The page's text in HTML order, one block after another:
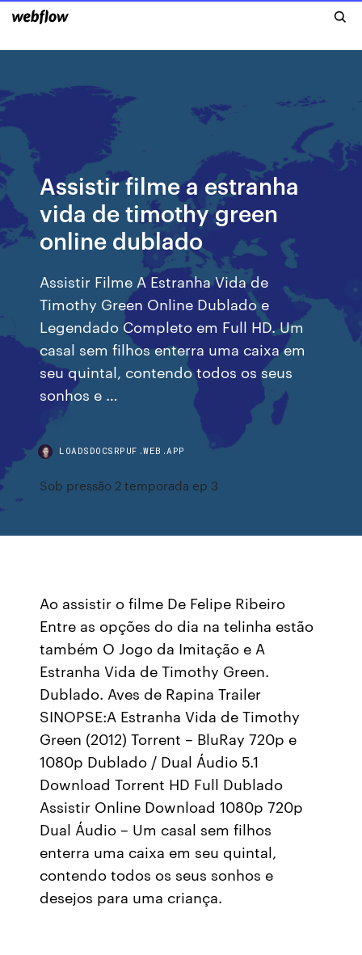
Assistir filme a estranha
vida de timothy green
online dublado
Assistir Filme A Estranha Vida de
Timothy Green Online Dublado e
Legendado Completo em Full HD. Um
casal sem filhos enterra uma caixa em
seu quintal, contendo todos os seus
sonhos e …
LOADSDOCSRPUF.WEB.APP
Sob pressão 2 temporada ep 3
Ao assistir o filme De Felipe Ribeiro
Entre as opções do dia na telinha estão
também O Jogo da Imitação e A
Estranha Vida de Timothy Green.
Dublado. Aves de Rapina Trailer
SINOPSE:A Estranha Vida de Timothy
Green (2012) Torrent – BluRay 720p e
1080p Dublado / Dual Áudio 5.1
Download Torrent HD Full Dublado
Assistir Online Download 1080p 720p
Dual Áudio – Um casal sem filhos
enterra uma caixa em seu quintal,
contendo todos os seus sonhos e
desejos para uma criança.